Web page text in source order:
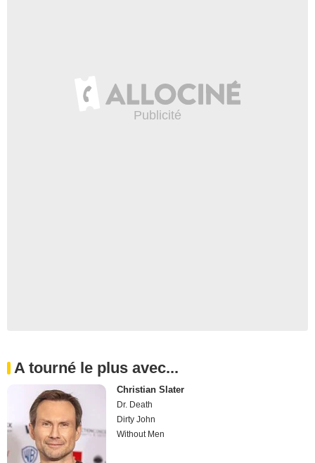
A tourné le plus avec...
Christian Slater
Dr. Death
Dirty John
Without Men